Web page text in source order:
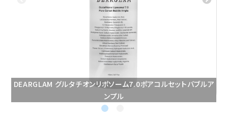
DEARGLAM グルタチオンリポソーム7.0ポアコルセットバブルア
ンプル